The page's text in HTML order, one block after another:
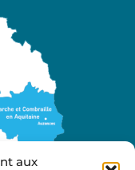
aux